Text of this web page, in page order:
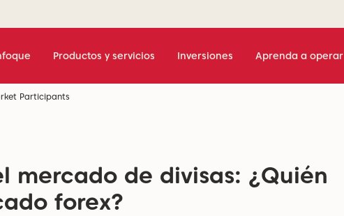
Productos y servicios Inversiones Aprenda a operar
Participants
mercado de divisas: ¿Quién
forex?